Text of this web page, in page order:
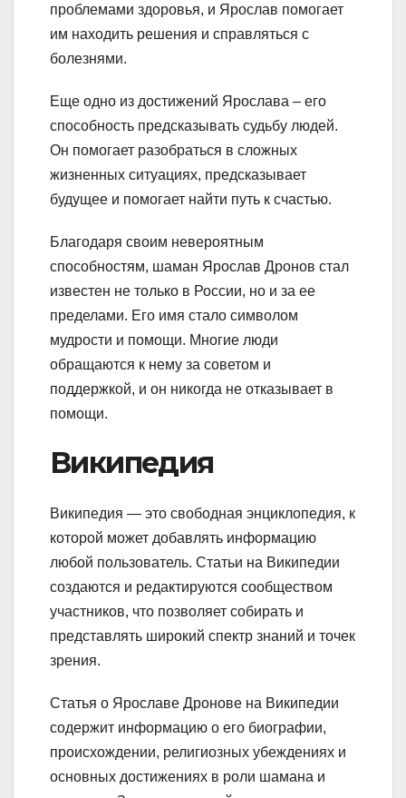
проблемами здоровья, и Ярослав помогает
им находить решения и справляться с
болезнями.
Еще одно из достижений Ярослава – его
способность предсказывать судьбу людей.
Он помогает разобраться в сложных
жизненных ситуациях, предсказывает
будущее и помогает найти путь к счастью.
Благодаря своим невероятным
способностям, шаман Ярослав Дронов стал
известен не только в России, но и за ее
пределами. Его имя стало символом
мудрости и помощи. Многие люди
обращаются к нему за советом и
поддержкой, и он никогда не отказывает в
помощи.
Википедия
Википедия — это свободная энциклопедия, к
которой может добавлять информацию
любой пользователь. Статьи на Википедии
создаются и редактируются сообществом
участников, что позволяет собирать и
представлять широкий спектр знаний и точек
зрения.
Статья о Ярославе Дронове на Википедии
содержит информацию о его биографии,
происхождении, религиозных убеждениях и
основных достижениях в роли шамана и